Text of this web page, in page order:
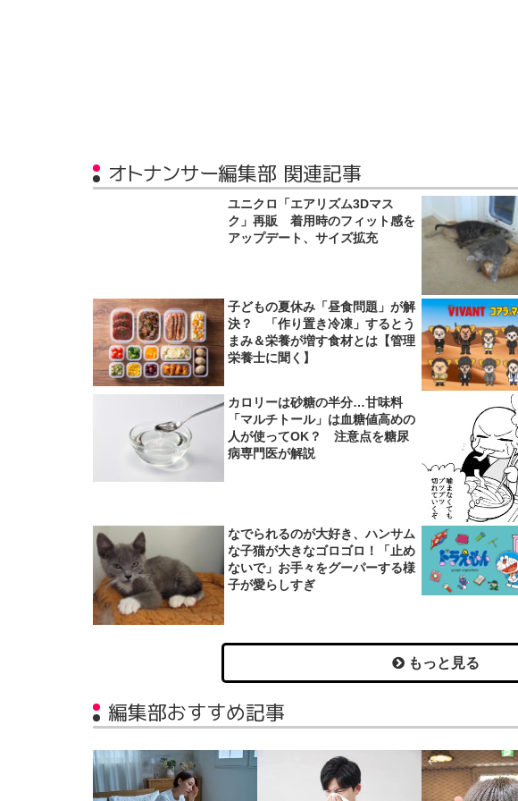
オトナンサー編集部 関連記事
ユニクロ「エアリズム3Dマス
ク」再販 着用時のフィット感を
アップデート、サイズ拡充
子どもの夏休み「昼食問題」が解
決？ 「作り置き冷凍」するとう
まみ＆栄養が増す食材とは【管理
栄養士に聞く】
カロリーは砂糖の半分…甘味料
「マルチトール」は血糖値高めの
人が使ってOK？ 注意点を糖尿
病専門医が解説
なでられるのが大好き、ハンサム
な子猫が大きなゴロゴロ！「止め
ないで」お手々をグーパーする様
子が愛らしすぎ
もっと見る
編集部おすすめ記事